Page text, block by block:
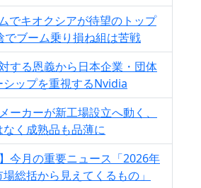
でキオクシアが待望のトップ
でブーム乗り損ね組は苦戦
する恩義から日本企業・団体
シップを重視するNvidia
ーカーが新工場設立へ動く、
く成熟品も品薄に
今月の重要ニュース「2026年
総括から見えてくるもの」